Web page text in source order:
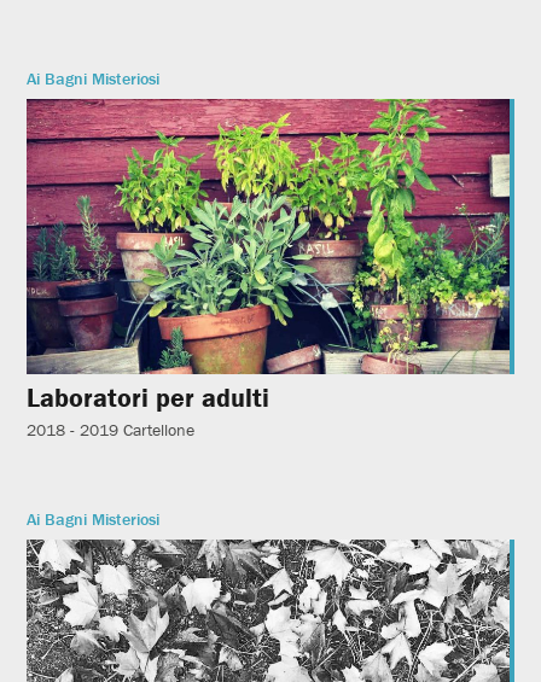
Ai Bagni Misteriosi
Laboratori per adulti
2018 - 2019 Cartellone
Ai Bagni Misteriosi